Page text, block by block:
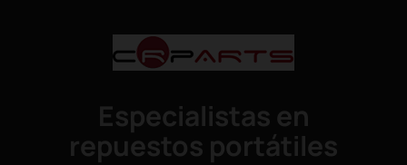
Especialistas en
repuestos portátiles